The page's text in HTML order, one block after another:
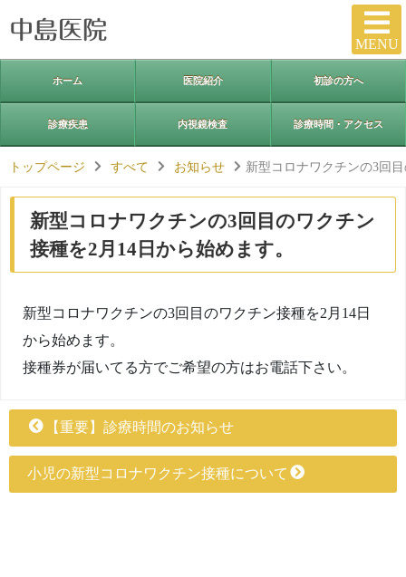
MENU
ホーム 医院紹介 初診の方へ
診療疾患 内視鏡検査 診療時間・アクセス
トップページ すべて お知らせ 新型コロナワクチンの3回
新型コロナワクチンの3回目のワクチン
接種を2月14日から始めます。
新型コロナワクチンの3回目のワクチン接種を2月14日
から始めます。
接種券が届いてる方でご希望の方はお電話下さい。
【重要】診療時間のお知らせ
小児の新型コロナワクチン接種について